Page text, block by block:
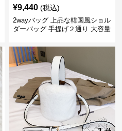
¥9,440 (税込)
2wayバッグ 上品な韓国風ショル
ダーバッグ 手提げ２通り 大容量